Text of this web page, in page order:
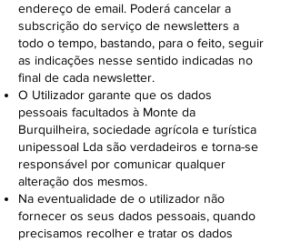
endereço de email. Poderá cancelar a
subscrição do serviço de newsletters a
todo o tempo, bastando, para o feito, seguir
as indicações nesse sentido indicadas no
final de cada newsletter.
O Utilizador garante que os dados
pessoais facultados à Monte da
Burquilheira, sociedade agrícola e turística
unipessoal Lda são verdadeiros e torna-se
responsável por comunicar qualquer
alteração dos mesmos.
Na eventualidade de o utilizador não
fornecer os seus dados pessoais, quando
precisamos recolher e tratar os dados